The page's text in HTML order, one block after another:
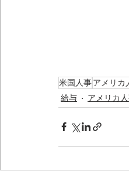
米国人事アメリカ
給与 アメリカ